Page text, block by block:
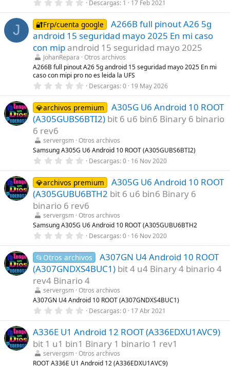
a
(
s
)
0
0
e
s
t
r
e
l
l
a
s
)
Descargas 1 17 Feb 2021
J 🔐Frp/cuenta google
A266B full pinout A26 5g
android 15 seguridad mayo 2025 En mi caso
con mip android 15 seguridad mayo 2025
JohanRepara
Otros archivos
A266B full pinout A26 5g android 15 seguridad mayo 2025 En mi
caso con mipi pro no es leida la UFS
0
0
0
e
s
e
l
a
(
s
)
Descargas 0 19 May 2026
💎archivos premium
A305G U6 Android 10 ROOT
(A305GUBS6BTI2) bit 6 u6 bin6 Binary 6 binario
6 rev6
servergsm Otros archivos
Samsung A305G U6 Android 10 ROOT (A305GUBS6BTI2)
0
0
0
e
s
t
r
e
l
a
(
s
)
Descargas 0 16 Nov 2020
💎archivos premium
A305G U6 Android 10 ROOT
(A305GUBU6BTH2 bit 6 u6 bin6 Binary 6
binario 6 rev6
servergsm Otros archivos
Samsung A305G U6 Android 10 ROOT (A305GUBU6BTH2
0
0
0
e
s
t
r
e
l
a
(
s
)
Descargas 0 16 Nov 2020
📂Otros archivos
A307GN U4 Android 10 ROOT
(A307GNDXS4BUC1) bit 4 u4 Binary 4 binario 4
rev4 Binario 4
servergsm Otros archivos
A307GN U4 Android 10 ROOT (A307GNDXS4BUC1)
0
0
0
e
s
t
r
Descargas 0 17 Abr 2021
A336E U1 Android 12 ROOT (A336EDXU1AVC9)
bit 1 u1 bin1 Binary 1 binario 1 rev1
servergsm Otros archivos
ROOT A336E U1 Android 12 (A336EDXU1AVC9)